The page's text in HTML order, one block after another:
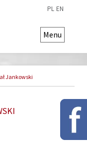
PL EN
Menu
Jankowski